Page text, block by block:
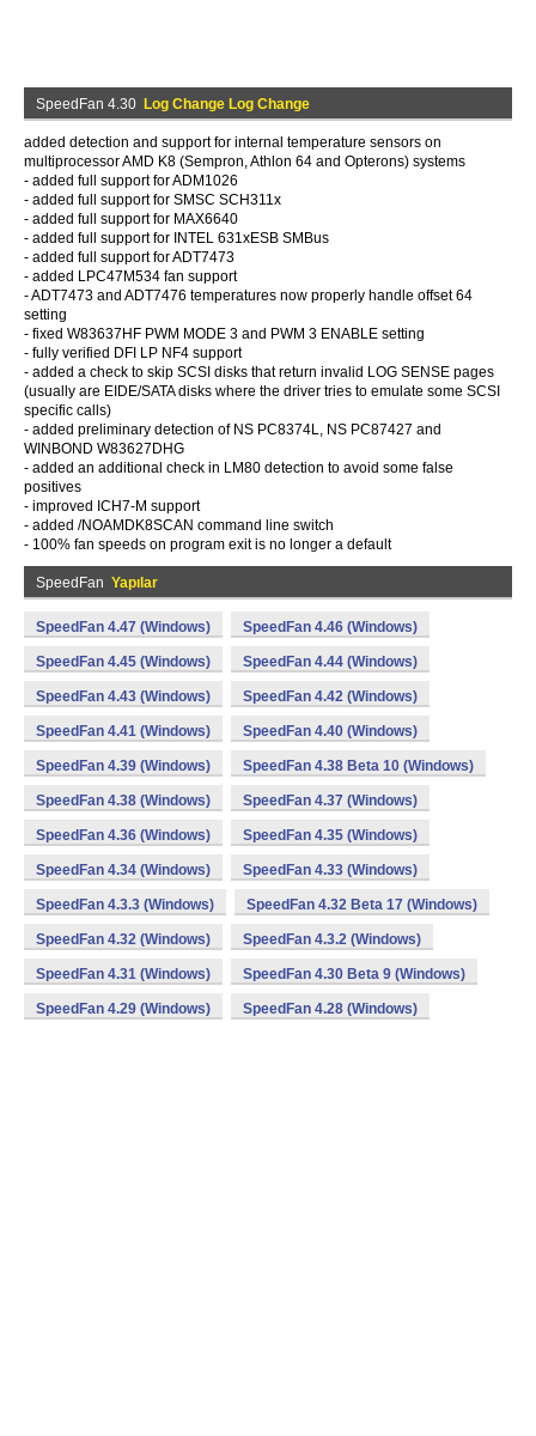
SpeedFan 4.30 Log Change Log Change
added detection and support for internal temperature sensors on
multiprocessor AMD K8 (Sempron, Athlon 64 and Opterons) systems
- added full support for ADM1026
- added full support for SMSC SCH311x
- added full support for MAX6640
- added full support for INTEL 631xESB SMBus
- added full support for ADT7473
- added LPC47M534 fan support
- ADT7473 and ADT7476 temperatures now properly handle offset 64
setting
- fixed W83637HF PWM MODE 3 and PWM 3 ENABLE setting
- fully verified DFI LP NF4 support
- added a check to skip SCSI disks that return invalid LOG SENSE pages
(usually are EIDE/SATA disks where the driver tries to emulate some SCSI
specific calls)
- added preliminary detection of NS PC8374L, NS PC87427 and
WINBOND W83627DHG
- added an additional check in LM80 detection to avoid some false
positives
- improved ICH7-M support
- added /NOAMDK8SCAN command line switch
- 100% fan speeds on program exit is no longer a default
SpeedFan Yapılar
SpeedFan 4.47 (Windows) SpeedFan 4.46 (Windows)
SpeedFan 4.45 (Windows) SpeedFan 4.44 (Windows)
SpeedFan 4.43 (Windows) SpeedFan 4.42 (Windows)
SpeedFan 4.41 (Windows) SpeedFan 4.40 (Windows)
SpeedFan 4.39 (Windows) SpeedFan 4.38 Beta 10 (Windows)
SpeedFan 4.38 (Windows) SpeedFan 4.37 (Windows)
SpeedFan 4.36 (Windows) SpeedFan 4.35 (Windows)
SpeedFan 4.34 (Windows) SpeedFan 4.33 (Windows)
SpeedFan 4.3.3 (Windows) SpeedFan 4.32 Beta 17 (Windows)
SpeedFan 4.32 (Windows) SpeedFan 4.3.2 (Windows)
SpeedFan 4.31 (Windows) SpeedFan 4.30 Beta 9 (Windows)
SpeedFan 4.29 (Windows) SpeedFan 4.28 (Windows)